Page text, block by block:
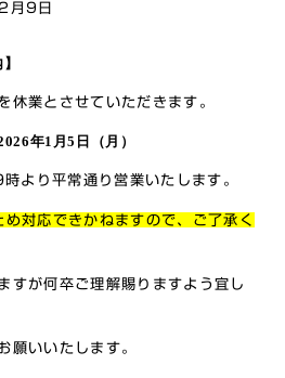
9日
休業とさせていただきます。
年1月5日（月）
り平常通り営業いたします。
対応できかねますので、ご了承く
すが何卒ご理解賜りますよう宜し
願いいたします。